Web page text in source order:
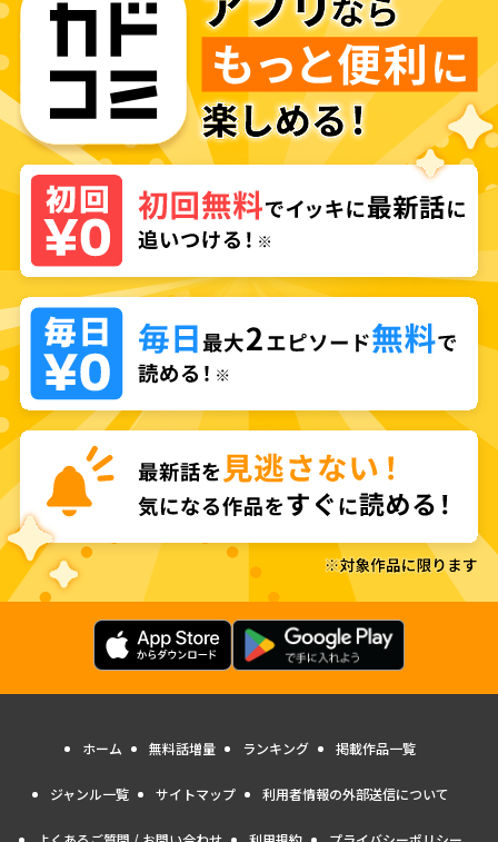
ホーム 無料話増量 ランキング 掲載作品一覧
ジャンル一覧 サイトマップ 利用者情報の外部送信について